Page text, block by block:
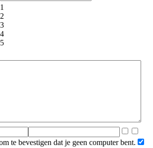
1
2
3
4
5
te bevestigen dat je geen computer bent.